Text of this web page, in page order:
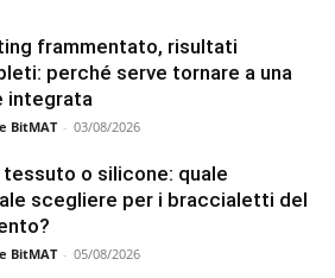
frammentato, risultati
perché serve tornare a una
integrata
BitMAT - 03/08/2026
tessuto o silicone: quale
scegliere per i braccialetti del
BitMAT - 05/08/2026